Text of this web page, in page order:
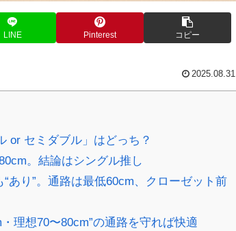
LINE Pinterest コピー
2025.08.31
or セミダブル」はどっち？
。結論はシングル推し
あり”。通路は最低60cm、クローゼット前
理想70〜80cm”の通路を守れば快適